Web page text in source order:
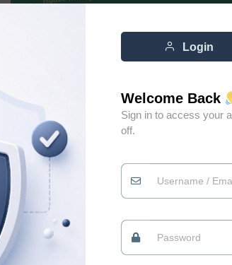
Đừng vì gặp vài người
không xứng đáng mà
đánh mất niềm tin vào
những điều tốt đẹp
Login
Welcome Back
Sign in to access your
off.